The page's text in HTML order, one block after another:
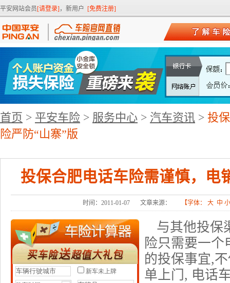
平安网站会员[请登录] ，新用户 [免费注册]
首页 > 平安车险 > 服务中心 > 汽车资讯 > 投
险严防“山寨”版
投保合肥电话车险需谨慎，电
时间：2011-01-07 文章来源： 【字体： 大 中 小
与其他投保
险只需要一个
的投保事宜,
单上门, 电话